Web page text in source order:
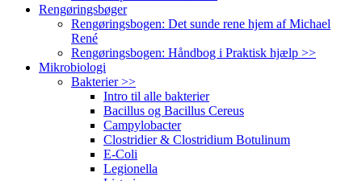
Rengøringsbøger
Rengøringsbogen: Det sunde rene hjem af Michael
René
Rengøringsbogen: Håndbog i Praktisk hjælp >>
Mikrobiologi
Bakterier >>
Intro til alle bakterier
Bacillus og Bacillus Cereus
Campylobacter
Clostridier & Clostridium Botulinum
E-Coli
Legionella